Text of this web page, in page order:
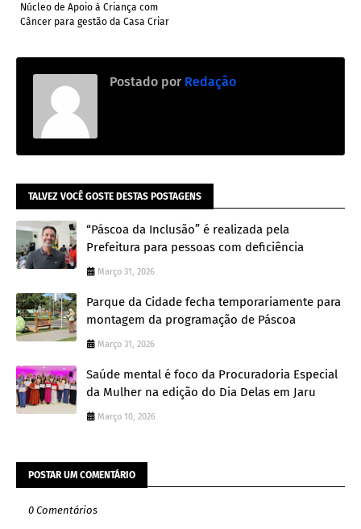
Núcleo de Apoio à Criança com
Câncer para gestão da Casa Criar
Postado por Redação
TALVEZ VOCÊ GOSTE DESTAS POSTAGENS
“Páscoa da Inclusão” é realizada pela
Prefeitura para pessoas com deficiência
Março 31, 2026
Parque da Cidade fecha temporariamente para
montagem da programação de Páscoa
Março 31, 2026
Saúde mental é foco da Procuradoria Especial
da Mulher na edição do Dia Delas em Jaru
Março 10, 2026
POSTAR UM COMENTÁRIO
0 Comentários